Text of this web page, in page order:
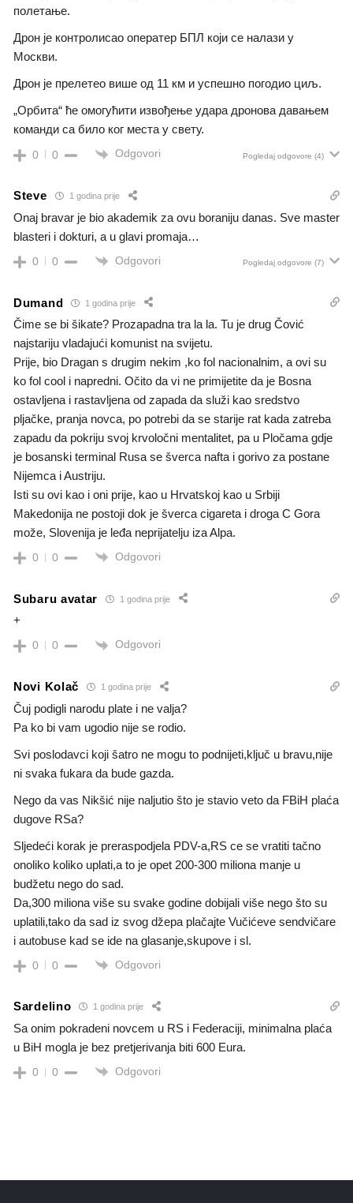
полетање.
Дрон је контролисао оператер БПЛ који се налази у
Москви.
Дрон је прелетео више од 11 км и успешно погодио циљ.
„Орбита“ ће омогућити извођење удара дронова давањем
команди са било ког места у свету.
0 0 Odgovori Pogledaj odgovore (4)
Steve 1 godina prije
Onaj bravar je bio akademik za ovu boraniju danas. Sve master
blasteri i dokturi, a u glavi promaja…
0 0 Odgovori Pogledaj odgovore (7)
Dumand 1 godina prije
Čime se bi šikate? Prozapadna tra la la. Tu je drug Čović
najstariju vladajući komunist na svijetu.
Prije, bio Dragan s drugim nekim ,ko fol nacionalnim, a ovi su
ko fol cool i napredni. Očito da vi ne primijetite da je Bosna
ostavljena i rastavljena od zapada da služi kao sredstvo
pljačke, pranja novca, po potrebi da se starije rat kada zatreba
zapadu da pokriju svoj krvoločni mentalitet, pa u Pločama gdje
je bosanski terminal Rusa se šverca nafta i gorivo za postane
Nijemca i Austriju.
Isti su ovi kao i oni prije, kao u Hrvatskoj kao u Srbiji
Makedonija ne postoji dok je šverca cigareta i droga C Gora
može, Slovenija je leđa neprijatelju iza Alpa.
0 0 Odgovori
Subaru avatar 1 godina prije
+
0 0 Odgovori
Novi Kolač 1 godina prije
Čuj podigli narodu plate i ne valja?
Pa ko bi vam ugodio nije se rodio.
Svi poslodavci koji šatro ne mogu to podnijeti,ključ u bravu,nije
ni svaka fukara da bude gazda.
Nego da vas Nikšić nije naljutio što je stavio veto da FBiH plaća
dugove RSa?
Sljedeći korak je preraspodjela PDV-a,RS ce se vratiti tačno
onoliko koliko uplati,a to je opet 200-300 miliona manje u
budžetu nego do sad.
Da,300 miliona više su svake godine dobijali više nego što su
uplatili,tako da sad iz svog džepa plačajte Vučićeve sendvičare
i autobuse kad se ide na glasanje,skupove i sl.
0 0 Odgovori
Sardelino 1 godina prije
Sa onim pokradeni novcem u RS i Federaciji, minimalna plaća
u BiH mogla je bez pretjerivanja biti 600 Eura.
0 0 Odgovori